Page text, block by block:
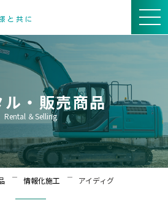
ル・販売商品
Rental ＆Selling
情報化施工 アイディグ